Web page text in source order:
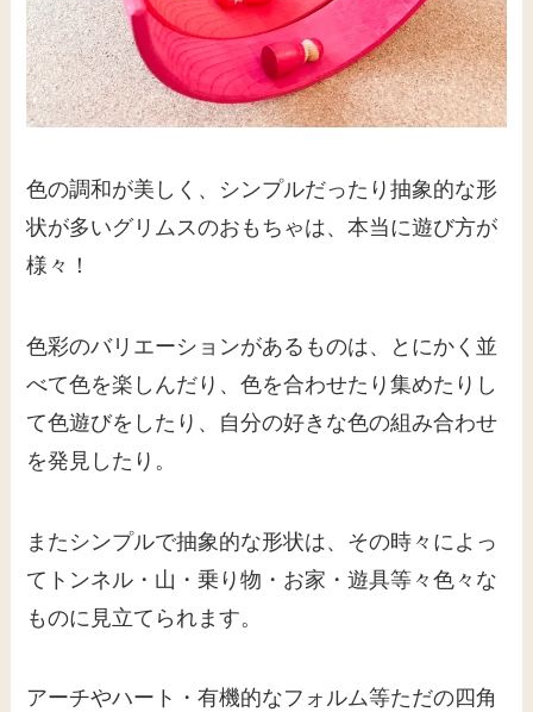
色の調和が美しく、シンプルだったり抽象的な形
状が多いグリムスのおもちゃは、本当に遊び方が
様々！
色彩のバリエーションがあるものは、とにかく並
べて色を楽しんだり、色を合わせたり集めたりし
て色遊びをしたり、自分の好きな色の組み合わせ
を発見したり。
またシンプルで抽象的な形状は、その時々によっ
てトンネル・山・乗り物・お家・遊具等々色々な
ものに見立てられます。
アーチやハート・有機的なフォルム等ただの四角